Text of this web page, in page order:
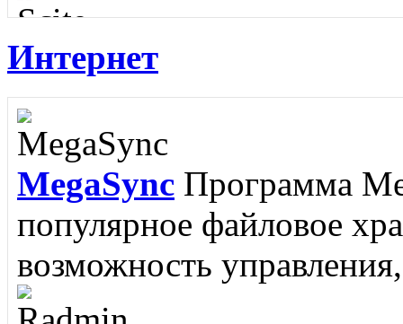
SciteSciTE - это
редактор,
RJ TextedРедактор RJ
написании программ, но
поскольку
Интернет
MegaSync Программа
популярное файловое
возможность